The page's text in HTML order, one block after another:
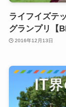
ライフイズテ
グランプリ【
2016年12月13日